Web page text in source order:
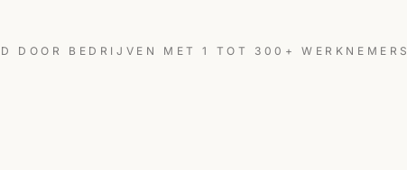
DOOR BEDRIJVEN MET 1 TOT 300+ WERKNEMERS